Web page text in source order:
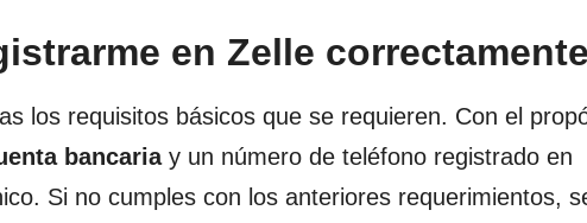
en Zelle
los requisitos básicos que se requieren. Con el
bancariay un número de teléfono registrado en
Si no cumples con los anteriores requerimientos,